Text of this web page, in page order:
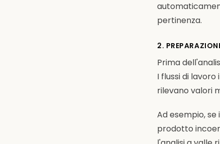
pertinenza.
2.
Prima
I flussi di
rilevano valori
Ad esempio,
prodotto